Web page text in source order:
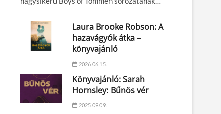
Laura Brooke Robson: A
hazavágyók átka –
könyvajánló
2026.06.15.
Könyvajánló: Sarah
Hornsley: Bűnös vér
2025.09.09.